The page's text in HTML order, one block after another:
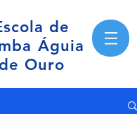
de
Águia
de Ouro